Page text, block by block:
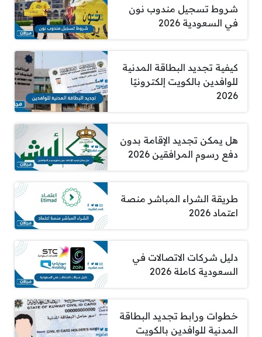
شروط تسجيل مندوب نون
في السعودية 2026
كيفية تجديد البطاقة المدنية
للوافدين بالكويت إلكترونيًا
2026
هل يمكن تجديد الإقامة بدون
دفع رسوم المرافقين 2026
طريقة الشراء المباشر منصة
اعتماد 2026
دليل شركات الاتصالات في
السعودية كاملة 2026
خطوات ورابط تجديد البطاقة
المدنية للوافدين بالكويت